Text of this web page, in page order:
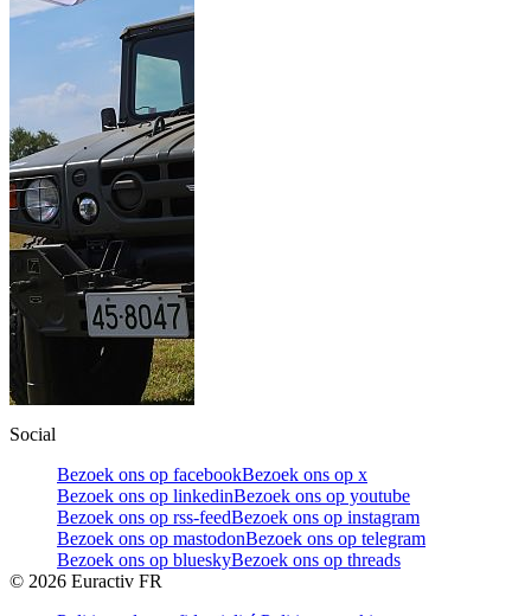
Social
Bezoek ons op facebookBezoek ons op x
Bezoek ons op linkedinBezoek ons op youtube
Bezoek ons op rss-feedBezoek ons op instagram
Bezoek ons op mastodonBezoek ons op telegram
Bezoek ons op blueskyBezoek ons op threads
© 2026 Euractiv FR